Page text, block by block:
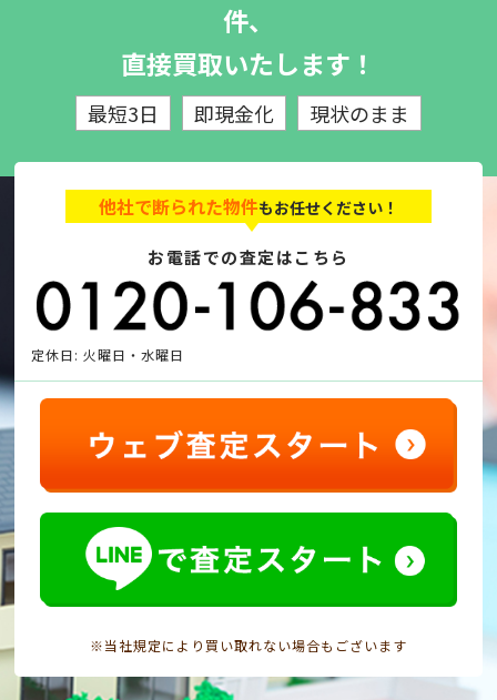
件、
直接買取いたします！
最短3日 即現金化 現状のまま
他社で断られた物件もお任せください！
お電話での査定はこちら
定休日: 火曜日・水曜日
※当社規定により買い取れない場合もございます